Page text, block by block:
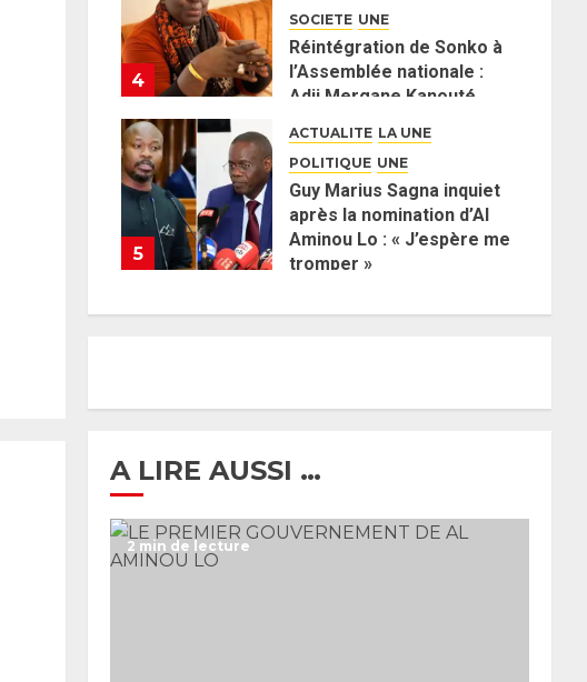
4
SOCIETE UNE
Réintégration de Sonko à
l’Assemblée nationale :
Adji Mergane Kanouté
parlementaire
26 MAI 2026
5
ACTUALITE LA UNE
POLITIQUE UNE
Guy Marius Sagna inquiet
après la nomination d’Al
Aminou Lo : « J’espère me
tromper »
A LIRE AUSSI …
2 min de lecture